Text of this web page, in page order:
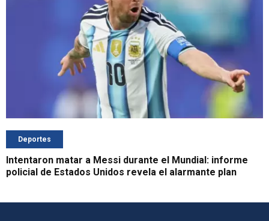
Deportes
Intentaron matar a Messi durante el Mundial: informe
policial de Estados Unidos revela el alarmante plan